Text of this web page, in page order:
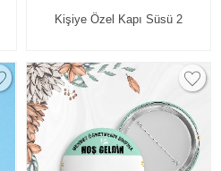
Kişiye Özel Kapı Süsü 2